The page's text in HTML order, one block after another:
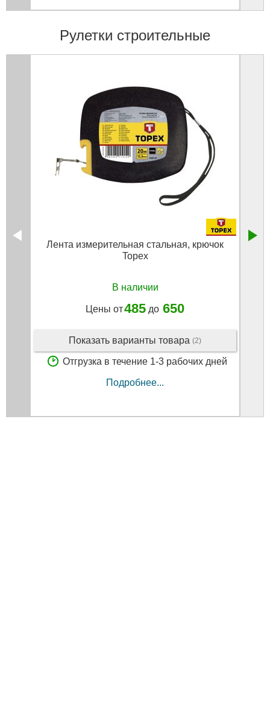
Рулетки строительные
Лента измерительная стальная, крючок
Topex
В наличии
Цены от485 до 650
Показать варианты товара (2)
Отгрузка в течение 1-3 рабочих дней
Подробнее...